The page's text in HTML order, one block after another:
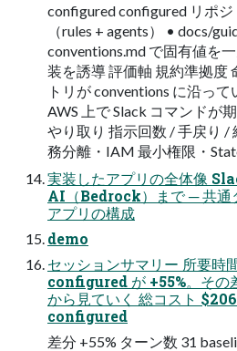
configured configured リポ
（rules + agents） • docs/
conventions.md で固有値を
装を誘導 評価軸 規約準拠度
トリが conventions に沿っ
AWS 上で Slack コマンドが
やり取り 指示回数 / 手戻り /
務分離・IAM 最小権限・
実装したアプリの全体像
AI（Bedrock）まで ─ 共通
アプリの構成
demo
セッションサマリー 所要時
configured が +55%。その
から見ていく 総コスト
configured
差分 +55% ターン数 31